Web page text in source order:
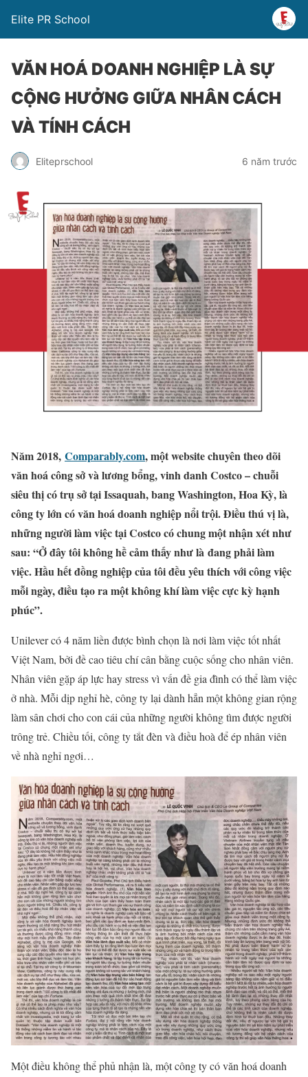
Elite PR School
VĂN HOÁ DOANH NGHIỆP LÀ SỰ
CỘNG HƯỞNG GIỮA NHÂN CÁCH
VÀ TÍNH CÁCH
Eliteprschool 6 năm trước
Năm 2018, Comparably.com, một website chuyên theo dõi
văn hoá công sở và lương bổng, vinh danh Costco – chuỗi
siêu thị có trụ sở tại Issaquah, bang Washington, Hoa Kỳ, là
công ty lớn có văn hoá doanh nghiệp nổi trội. Điều thú vị là,
những người làm việc tại Costco có chung một nhận xét như
sau: “Ở đây tôi không hề cảm thấy như là đang phải làm
việc. Hầu hết đồng nghiệp của tôi đều yêu thích với công việc
mỗi ngày, điều tạo ra một không khí làm việc cực kỳ hạnh
phúc”.
Unilever có 4 năm liền được bình chọn là nơi làm việc tốt nhất
Việt Nam, bởi đề cao tiêu chí cân bằng cuộc sống cho nhân viên.
Nhân viên gặp áp lực hay stress vì vấn đề gia đình có thể làm việc
ở nhà. Mỗi dịp nghỉ hè, công ty lại dành hẳn một không gian rộng
làm sân chơi cho con cái của những người không tìm được người
trông trẻ. Chiều tối, công ty tắt đèn và điều hoà để ép nhân viên
về nhà nghỉ ngơi…
Một điều không thể phủ nhận là, một công ty có văn hoá doanh